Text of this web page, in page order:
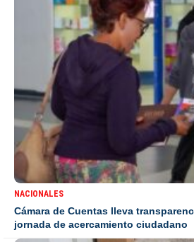
NACIONALES
Cámara de Cuentas lleva
jornada de acercamiento ciudadano